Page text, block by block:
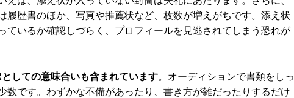
履歴書のほか、写真や推薦状など、枚数が増えがちです。添え状
ているか確認しづらく、プロフィールを見逃されてしまう恐れが
しての意味合いも含まれています。オーディションで書類をしっ
数です。わずかな不備があったり、書き方が雑だったりするだけ